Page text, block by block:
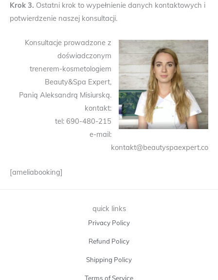
Krok 3. Ostatni krok to wypełnienie danych kontaktowych i
potwierdzenie naszej konsultacji.
Konsultacje prowadzone z
doświadczonym
trenerem-kosmetologiem
Beauty&Spa Expert,
Panią Aleksandrą Misiurską.
kontakt:
tel: 690-480-215
e-mail:
kontakt@beautyspaexpert.co
[ameliabooking]
quick links
Privacy Policy
Refund Policy
Shipping Policy
Terms of Service